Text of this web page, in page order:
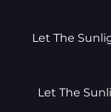
Let The
Let The